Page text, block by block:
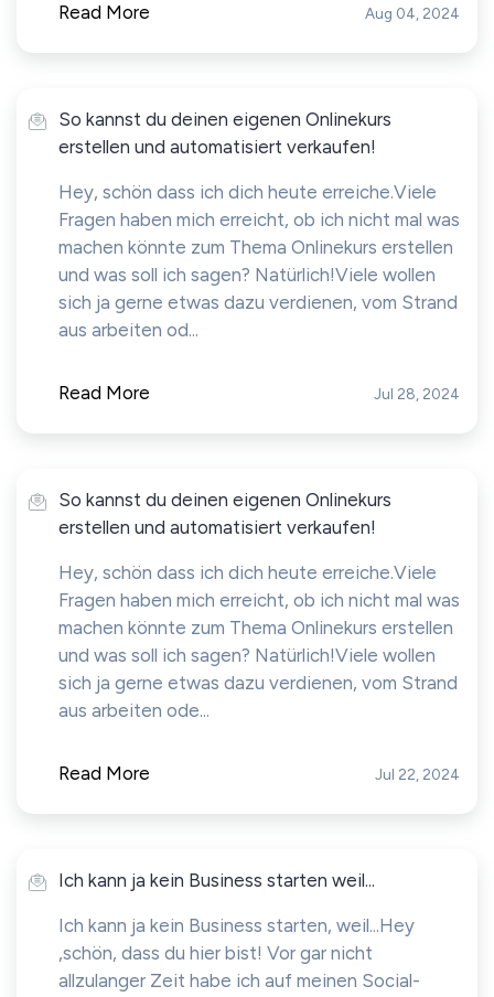
Read More Aug 04, 2024
So kannst du deinen eigenen Onlinekurs
erstellen und automatisiert verkaufen!
Hey, schön dass ich dich heute erreiche. Viele
Fragen haben mich erreicht, ob ich nicht mal was
machen könnte zum Thema Onlinekurs erstellen
und was soll ich sagen? Natürlich!Viele wollen
sich ja gerne etwas dazu verdienen, vom Strand
aus arbeiten od...
Read More Jul 28, 2024
So kannst du deinen eigenen Onlinekurs
erstellen und automatisiert verkaufen!
Hey, schön dass ich dich heute erreiche.Viele
Fragen haben mich erreicht, ob ich nicht mal was
machen könnte zum Thema Onlinekurs erstellen
und was soll ich sagen? Natürlich!Viele wollen
sich ja gerne etwas dazu verdienen, vom Strand
aus arbeiten ode...
Read More Jul 22, 2024
Ich kann ja kein Business starten weil...
Ich kann ja kein Business starten, weil...Hey
,schön, dass du hier bist! Vor gar nicht
allzulanger Zeit habe ich auf meinen Social-